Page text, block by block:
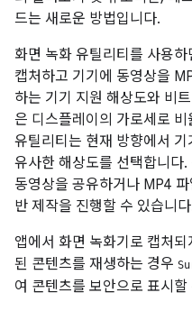
드는 새로운 방법입니다.
화면 녹화 유틸리티를 사용
캡처하고 기기에 동영상을
하는 기기 지원 해상도와 비
은 디스플레이의 가로세로
유틸리티는 현재 방향에서
유사한 해상도를 선택합니다
동영상을 공유하거나 MP4
반 제작을 진행할 수 있습니
앱에서 화면 녹화기로 캡처
된 콘텐츠를 재생하는 경우
여 콘텐츠를 보안으로 표시할